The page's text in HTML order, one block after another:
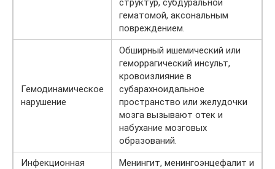
структур, субдуральной
гематомой, аксональным
повреждением.
Гемодинамическое
нарушение
Обширный ишемический или
геморрагический инсульт,
кровоизлияние в
субарахноидальное
пространство или желудочки
мозга вызывают отек и
набухание мозговых
образований.
Инфекционная
Менингит, менингоэнцефалит и